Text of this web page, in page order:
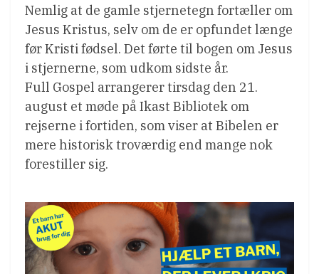
Nemlig at de gamle stjernetegn fortæller om
Jesus Kristus, selv om de er opfundet længe
før Kristi fødsel. Det førte til bogen om Jesus
i stjernerne, som udkom sidste år.
Full Gospel arrangerer tirsdag den 21.
august et møde på Ikast Bibliotek om
rejserne i fortiden, som viser at Bibelen er
mere historisk troværdig end mange nok
forestiller sig.